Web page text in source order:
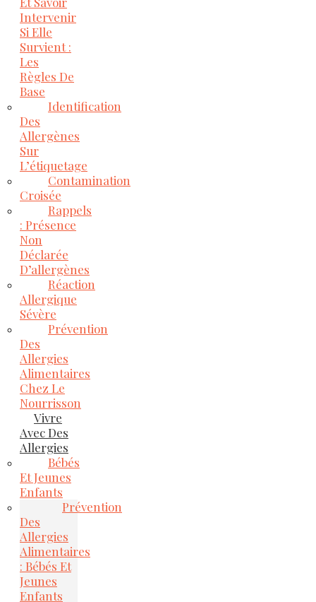
Intervenir
Si Elle
Survient :
Les
Règles De
Base
Identification
Des
Allergènes
Sur
L’étiquetage
Contamination
Croisée
Rappels
: Présence
Non
Déclarée
D’allergènes
Réaction
Allergique
Sévère
Prévention
Des
Allergies
Alimentaires
Chez Le
Nourrisson
Vivre
Avec Des
Allergies
Bébés
Et Jeunes
Enfants
Prévention
Des
Allergies
Alimentaires
: Bébés Et
Jeunes
Enfants